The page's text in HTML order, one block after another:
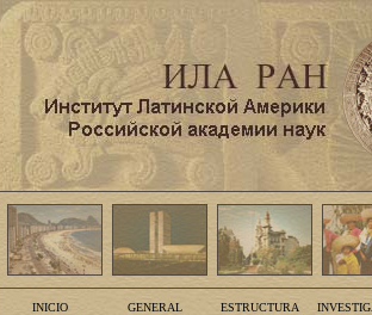
INICIO GENERAL ESTRUCTURA